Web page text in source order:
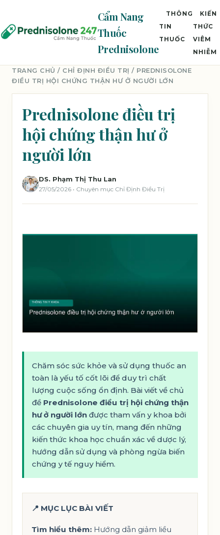
Cẩm Nang
Thuốc
Prednisolone
THÔNG
TIN
THUỐC
KIẾN
THỨC
VIÊM
NHIỄM
TRANG CHỦ / CHỈ ĐỊNH ĐIỀU TRỊ / PREDNISOLONE
ĐIỀU TRỊ HỘI CHỨNG THẬN HƯ Ở NGƯỜI LỚN
Prednisolone điều trị
hội chứng thận hư ở
người lớn
DS. Phạm Thị Thu Lan
27/05/2026 • Chuyên mục Chỉ Định Điều Trị
Chăm sóc sức khỏe và sử dụng thuốc an
toàn là yếu tố cốt lõi để duy trì chất
lượng cuộc sống ổn định. Bài viết về chủ
đề Prednisolone điều trị hội chứng thận
hư ở người lớn được tham vấn y khoa bởi
các chuyên gia uy tín, mang đến những
kiến thức khoa học chuẩn xác về dược lý,
hướng dẫn sử dụng và phòng ngừa biến
chứng y tế nguy hiểm.
📍 MỤC LỤC BÀI VIẾT
Tìm hiểu thêm: Hướng dẫn giảm liều